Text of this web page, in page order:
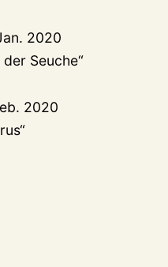
2020
Seuche“
2020